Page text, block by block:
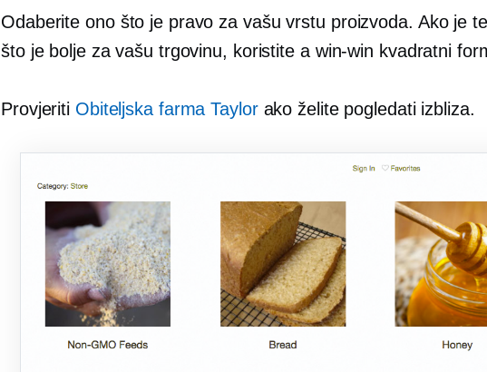
Odaberite ono što je pravo za vašu vrstu proizvoda. Ako je
što je bolje za vašu trgovinu, koristite a win-win kvadratni
Provjeriti Obiteljska farma Taylorako želite pogledati izbliza.